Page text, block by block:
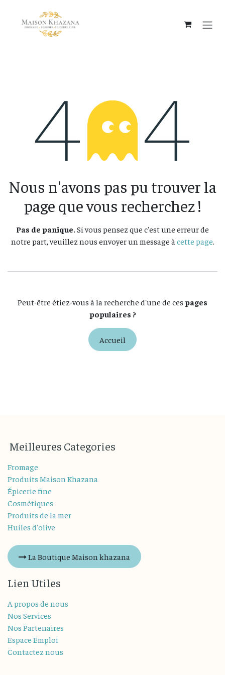
Erreur 404
Nous n'avons pas pu trouver la
page que vous recherchez !
Pas de panique.Si vous pensez que c'est une erreur de
notre part, veuillez nous envoyer un message à cette page.
Peut-être étiez-vous à la recherche d'une de ces pages
populaires ?
Accueil
Meilleures Categories
Fromage
Produits Maison Khazana
Épicerie fine
Cosmétiques
Produits de la mer
Huiles d'olive
La Boutique Maison khazana
Lien Utiles
A propos de nous
Nos Services
Nos Partenaires
Espace Emploi
Contactez nous